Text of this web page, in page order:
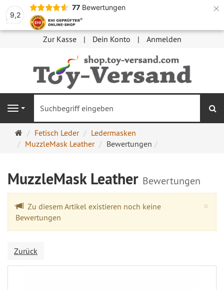
9,2
77 Bewertungen ×
Zur Kasse Dein Konto Anmelden
Navigation
Startseite
Fetisch Leder
Ledermasken
MuzzleMask Leather
Bewertungen
MuzzleMask Leather Bewertungen
×
Zu diesem Artikel existieren noch keine
Bewertungen
Zurück